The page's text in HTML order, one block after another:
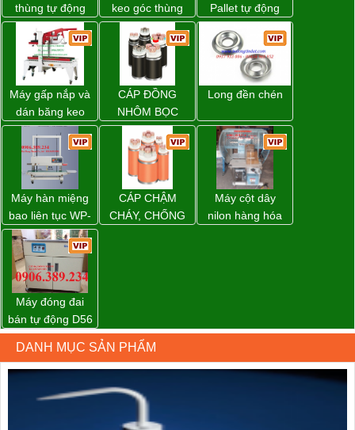
thùng tự động
DBA-200 giá tốt
keo góc thùng
carton giá tốt
Đồng Nai
Pallet tự động
WP-55 xuất xứ
Đài Loan
Máy gấp nắp và
dán băng keo
thùng carton tự
động WP-5050F
giá rẻ
CÁP ĐỒNG
NHÔM BỌC
Long đền chén
Máy hàn miệng
bao liên tục WP-
1200V chính
hãng giá tốt
CÁP CHẬM
CHÁY, CHỐNG
Máy cột dây
nilon hàng hóa
Máy đóng đai
bán tự động D56
Strapack
DANH MỤC SẢN PHẨM